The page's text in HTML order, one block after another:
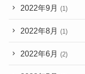
2022年9月 (1)
2022年8月 (1)
2022年6月 (2)